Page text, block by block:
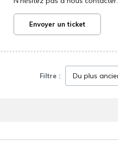
Envoyer un ticket
Filtre :